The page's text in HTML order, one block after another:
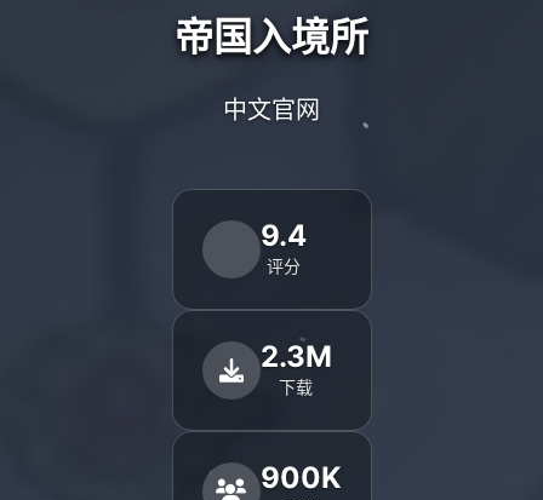
帝国入境所
中文官网
9.4
评分
2.3M
下载
900K